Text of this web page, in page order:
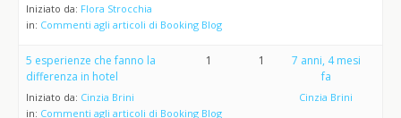
Iniziato da: Flora Strocchia
in: Commenti agli articoli di Booking Blog
5 esperienze che fanno la
differenza in hotel
Iniziato da: Cinzia Brini
in: Commenti agli articoli di Booking Blog
1 1
7 anni, 4 mesi
fa
Cinzia Brini